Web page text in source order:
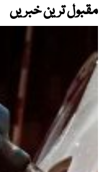
مقبول ترین خبریں